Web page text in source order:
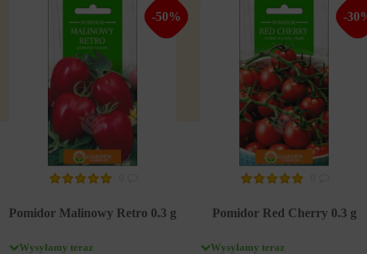
-50%
Pomidor Malinowy Retro 0.3 g
Wysyłamy teraz
-
Pomidor Red Cherry 0.3 g
Wysyłamy teraz